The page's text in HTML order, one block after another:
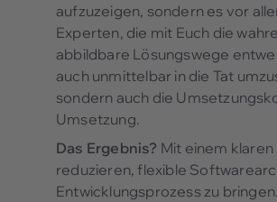
aufzuzeigen, sondern es vor
Experten, die mit Euch die
abbildbare Lösungswege
auch unmittelbar in die Tat
sondern auch die
Umsetzung.
Das Ergebnis? Mit einem
reduzieren, flexible
Entwicklungsprozess zu